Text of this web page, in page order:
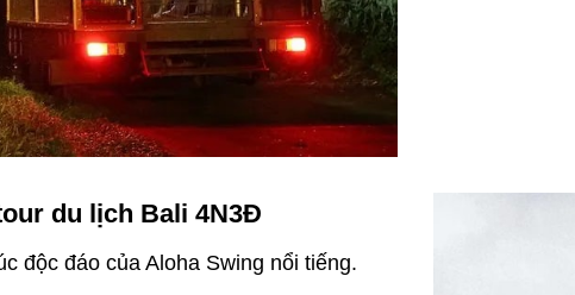
du lịch Bali 4N3Đ
độc đáo của Aloha Swing nổi tiếng.